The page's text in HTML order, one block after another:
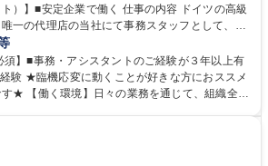
業で働く 仕事の内容 ドイツの高級
一の代理店の当社にて事務スタッフとして、部
せいたします。 裁量を持って働いていただける
全般】 ■サンプルの
書類作成（会議資料、お客様宛請求書、支払書
出等） ■ショールームアテンド・運営・予約業
シスタント）】■安定企業で働く
須】■事務・アシスタントのご経験が３年以上有
験 ★臨機応変に動くことが好きな方におススメ
組織全体
デアを活かす場もあり、やりがいを感じながら
テリアの業界のご経験が有る方■PCの作業に慣